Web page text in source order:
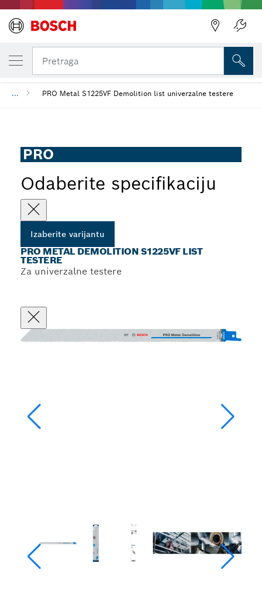
Pretraga
... PRO Metal S1225VF Demolition list univerzalne testere
PRO
Odaberite specifikaciju
Izaberite varijantu
PRO METAL DEMOLITION S1225VF LIST
TESTERE
Za univerzalne testere
IZABRANA VARIJANTA
PRO Metal Demolition S1225VF list testere